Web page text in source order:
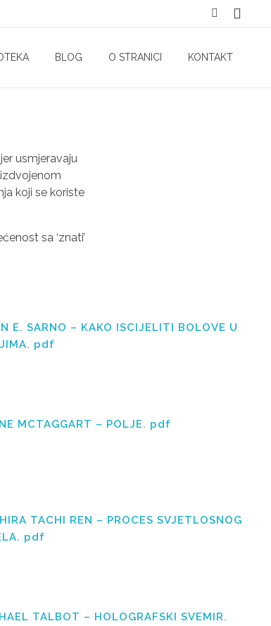
BLOG O STRANICI KONTAKT
usmjeravaju
koji se koriste
sa ‘znati’
E. SARNO – KAKO ISCIJELITI BOLOVE U
pdf
MCTAGGART – POLJE. pdf
TACHI REN – PROCES SVJETLOSNOG
pdf
TALBOT – HOLOGRAFSKI SVEMIR.